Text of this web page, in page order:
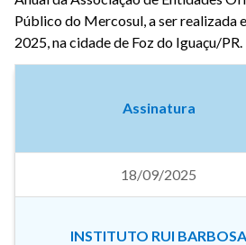
Público do Mercosul, a ser realizada
2025, na cidade de Foz do Iguaçu/PR.
Assinatura
18/09/2025
INSTITUTO RUI BARBOSA